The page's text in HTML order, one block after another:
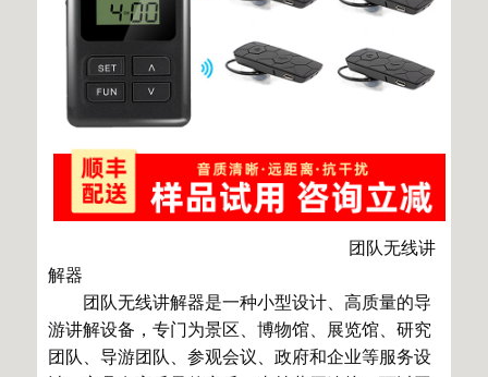
团队无线讲
解器
团队无线讲解器是一种小型设计、高质量的导
游讲解设备，专门为景区、博物馆、展览馆、研究
团队、导游团队、参观会议、政府和企业等服务设